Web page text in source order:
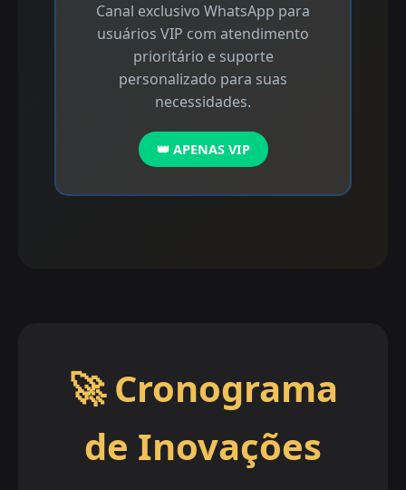
Canal exclusivo WhatsApp para
usuários VIP com atendimento
prioritário e suporte
personalizado para suas
necessidades.
👑 APENAS VIP
🚀 Cronograma
de Inovações